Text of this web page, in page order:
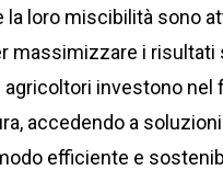
la loro miscibilità sono
massimizzare i risultati
agricoltori investono nel
accedendo a
efficiente e